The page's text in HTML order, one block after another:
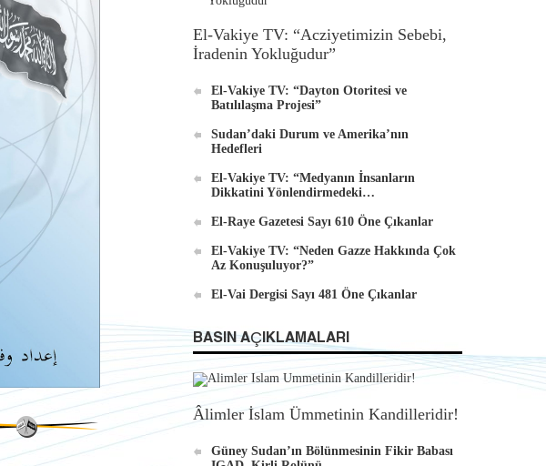
El-Vakiye TV: “Acziyetimizin Sebebi,
İradenin Yokluğudur”
El-Vakiye TV: “Dayton Otoritesi ve
Batılılaşma Projesi”
Sudan’daki Durum ve Amerika’nın
Hedefleri
El-Vakiye TV: “Medyanın İnsanların
Dikkatini Yönlendirmedeki…
El-Raye Gazetesi Sayı 610 Öne Çıkanlar
El-Vakiye TV: “Neden Gazze Hakkında Çok
Az Konuşuluyor?”
El-Vai Dergisi Sayı 481 Öne Çıkanlar
BASIN AÇIKLAMALARI
Âlimler İslam Ümmetinin Kandilleridir!
Güney Sudan’ın Bölünmesinin Fikir Babası